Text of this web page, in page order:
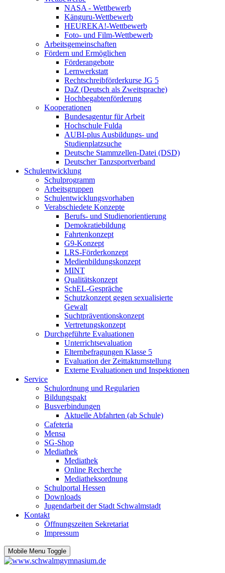
NASA - Wettbewerb
Känguru-Wettbewerb
HEUREKA!-Wettbewerb
Foto- und Film-Wettbewerb
Arbeitsgemeinschaften
Fördern und Ermöglichen
Förderangebote
Lernwerkstatt
Rechtschreibförderkurse JG 5
DaZ (Deutsch als Zweitsprache)
Hochbegabtenförderung
Kooperationen
Bundesagentur für Arbeit
Hochschule Fulda
AUBI-plus Ausbildungs- und
Studienplatzsuche
Deutsche Stammzellen-Datei (DSD)
Deutscher Tanzsportverband
Schulentwicklung
Schulprogramm
Arbeitsgruppen
Schulentwicklungsvorhaben
Verabschiedete Konzepte
Berufs- und Studienorientierung
Demokratiebildung
Fahrtenkonzept
G9-Konzept
LRS-Förderkonzept
Medienbildungskonzept
MINT
Qualitätskonzept
SchEL-Gespräche
Schutzkonzept gegen sexualisierte
Gewalt
Suchtpräventionskonzept
Vertretungskonzept
Durchgeführte Evaluationen
Unterrichtsevaluation
Elternbefragungen Klasse 5
Evaluation der Zeittaktumstellung
Externe Evaluationen und Inspektionen
Service
Schulordnung und Regularien
Bildungspakt
Busverbindungen
Aktuelle Abfahrten (ab Schule)
Cafeteria
Mensa
SG-Shop
Mediathek
Mediathek
Online Recherche
Mediatheksordnung
Schulportal Hessen
Downloads
Jugendarbeit der Stadt Schwalmstadt
Kontakt
Öffnungszeiten Sekretariat
Impressum
Mobile Menu Toggle